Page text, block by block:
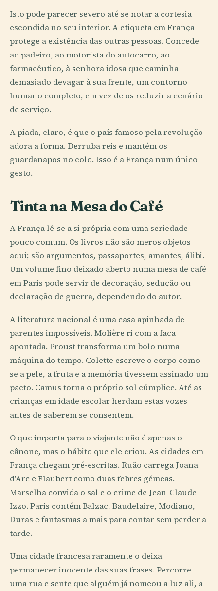
Isto pode parecer severo até se notar a cortesia
escondida no seu interior. A etiqueta em França
protege a existência das outras pessoas. Concede
ao padeiro, ao motorista do autocarro, ao
farmacêutico, à senhora idosa que caminha
demasiado devagar à sua frente, um contorno
humano completo, em vez de os reduzir a cenário
de serviço.
A piada, claro, é que o país famoso pela revolução
adora a forma. Derruba reis e mantém os
guardanapos no colo. Isso é a França num único
gesto.
Tinta na Mesa do Café
A França lê-se a si própria com uma seriedade
pouco comum. Os livros não são meros objetos
aqui; são argumentos, passaportes, amantes, álibi.
Um volume fino deixado aberto numa mesa de café
em Paris pode servir de decoração, sedução ou
declaração de guerra, dependendo do autor.
A literatura nacional é uma casa apinhada de
parentes impossíveis. Molière ri com a faca
apontada. Proust transforma um bolo numa
máquina do tempo. Colette escreve o corpo como
se a pele, a fruta e a memória tivessem assinado um
pacto. Camus torna o próprio sol cúmplice. Até as
crianças em idade escolar herdam estas vozes
antes de saberem se consentem.
O que importa para o viajante não é apenas o
cânone, mas o hábito que ele criou. As cidades em
França chegam pré-escritas. Ruão carrega Joana
d'Arc e Flaubert como duas febres gémeas.
Marselha convida o sal e o crime de Jean-Claude
Izzo. Paris contém Balzac, Baudelaire, Modiano,
Duras e fantasmas a mais para contar sem perder a
tarde.
Uma cidade francesa raramente o deixa
permanecer inocente das suas frases. Percorre
uma rua e sente que alguém já nomeou a luz ali, a